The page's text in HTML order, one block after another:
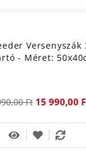
- Méret:
Ft 15 990,00